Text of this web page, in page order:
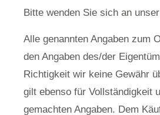
Bitte wenden Sie sich an
Alle genannten Angaben zum
den Angaben des/der
Richtigkeit wir keine Gewähr
gilt ebenso für Vollständigkeit
gemachten Angaben. Dem